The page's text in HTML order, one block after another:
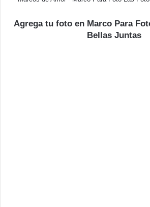
Agrega tu foto en Marco Para
Bellas Juntas